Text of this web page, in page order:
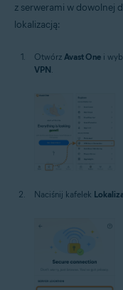
z serwerami w dowolnej
lokalizacją:
Otwórz Avast One i
VPN
Naciśnij kafelek